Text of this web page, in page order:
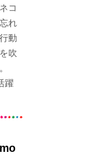
コ
れ
動
吹
躍